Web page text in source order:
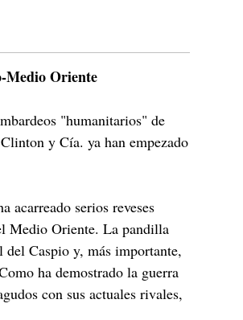
Medio Oriente
"humanitarios" de
y Cía. ya han empezado
acarreado serios reveses
Medio Oriente. La pandilla
del Caspio y, más importante,
ha demostrado la guerra
con sus actuales rivales,